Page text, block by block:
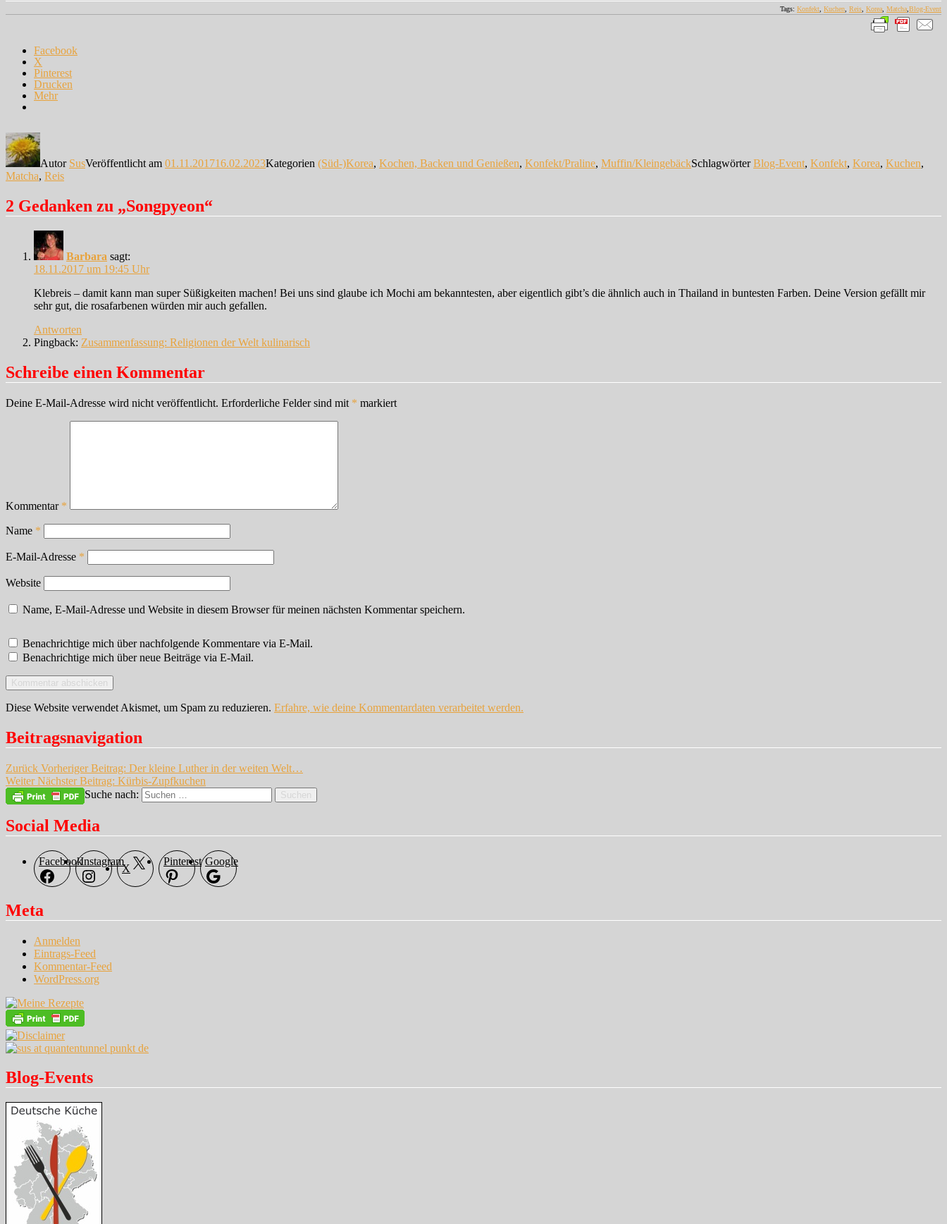
Tags: Konfekt, Kuchen, Reis, Korea, Matcha,Blog-Event
Facebook
X
Pinterest
Drucken
Mehr
Autor SusVeröffentlicht am 01.11.201716.02.2023Kategorien (Süd-)Korea, Kochen, Backen und Genießen, Konfekt/Praline, Muffin/KleingebäckSchlagwörterBlog-Event, Konfekt, Korea, Kuchen,
Matcha, Reis
2 Gedanken zu „Songpyeon“
Barbara sagt:
18.11.2017 um 19:45 Uhr
Klebreis – damit kann man super Süßigkeiten machen! Bei uns sind glaube ich Mochi am bekanntesten, aber eigentlich gibt’s die ähnlich auch in Thailand in buntesten Farben. Deine Version gefällt mir
sehr gut, die rosafarbenen würden mir auch gefallen.
Antworten
Pingback: Zusammenfassung: Religionen der Welt kulinarisch
Schreibe einen Kommentar
Deine E-Mail-Adresse wird nicht veröffentlicht. Erforderliche Felder sind mit * markiert
Kommentar *
Name *
E-Mail-Adresse *
Website
Name, E-Mail-Adresse und Website in diesem Browser für meinen nächsten Kommentar speichern.
Benachrichtige mich über nachfolgende Kommentare via E-Mail.
Benachrichtige mich über neue Beiträge via E-Mail.
Diese Website verwendet Akismet, um Spam zu reduzieren. Erfahre, wie deine Kommentardaten verarbeitet werden.
Beitragsnavigation
Zurück Vorheriger Beitrag: Der kleine Luther in der weiten Welt…
Weiter Nächster Beitrag: Kürbis-Zupfkuchen
Suche nach:
Suchen
Social Media
FacebookInstagram
X
Pinterest Google
Meta
Anmelden
Eintrags-Feed
Kommentar-Feed
WordPress.org
Blog-Events